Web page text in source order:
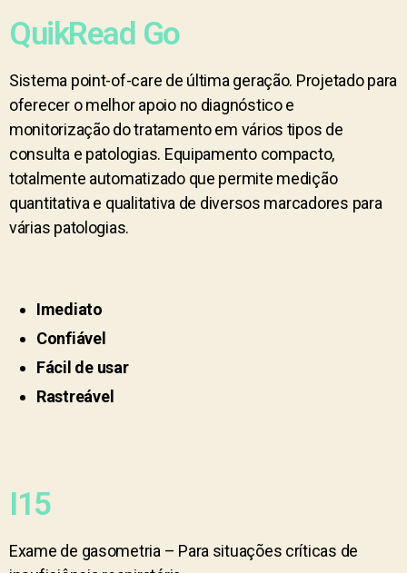
QuikRead Go
Sistema point-of-care de última geração. Projetado para
oferecer o melhor apoio no diagnóstico e
monitorização do tratamento em vários tipos de
consulta e patologias. Equipamento compacto,
totalmente automatizado que permite medição
quantitativa e qualitativa de diversos marcadores para
várias patologias.
Imediato
Confiável
Fácil de usar
Rastreável
I15
Exame de gasometria – Para situações críticas de